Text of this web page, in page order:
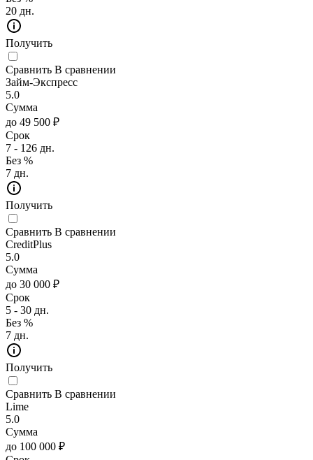
20 дн.
Получить
Сравнить В сравнении
Займ-Экспресс
5.0
Сумма
до 49 500 ₽
Срок
7 - 126 дн.
Без %
7 дн.
Получить
Сравнить В сравнении
CreditPlus
5.0
Сумма
до 30 000 ₽
Срок
5 - 30 дн.
Без %
7 дн.
Получить
Сравнить В сравнении
Lime
5.0
Сумма
до 100 000 ₽